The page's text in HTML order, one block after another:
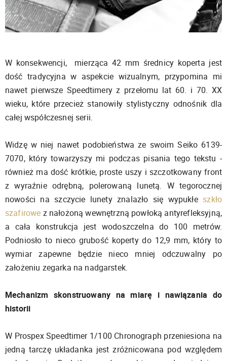
W konsekwencji, mierząca 42 mm średnicy koperta jest
dość tradycyjna w aspekcie wizualnym, przypomina mi
nawet pierwsze Speedtimery z przełomu lat 60. i 70. XX
wieku, które przecież stanowiły stylistyczny odnośnik dla
całej współczesnej serii.
Widzę w niej nawet podobieństwa ze swoim Seiko 6139-
7070, który towarzyszy mi podczas pisania tego tekstu -
również ma dość krótkie, proste uszy i szczotkowany front
z wyraźnie odrębną, polerowaną lunetą. W tegorocznej
nowości na szczycie lunety znalazło się wypukłe szkło
szafirowe z nałożoną wewnętrzną powłoką antyrefleksyjną,
a cała konstrukcja jest wodoszczelna do 100 metrów.
Podniosło to nieco grubość koperty do 12,9 mm, który to
wymiar zapewne będzie nieco mniej odczuwalny po
założeniu zegarka na nadgarstek.
Mechanizm skonstruowany na miarę i nawiązania do
historii
W Prospex Speedtimer 1/100 Chronograph przeniesiona na
jedną tarczę układanka jest zróżnicowana pod względem